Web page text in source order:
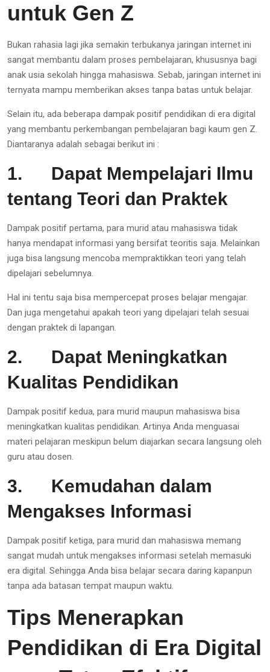
untuk Gen Z
Bukan rahasia lagi jika semakin terbukanya jaringan internet ini
sangat membantu dalam proses pembelajaran, khususnya bagi
anak usia sekolah hingga mahasiswa. Sebab, jaringan internet ini
ternyata mampu memberikan akses tanpa batas untuk belajar.
Selain itu, ada beberapa dampak positif pendidikan di era digital
yang membantu perkembangan pembelajaran bagi kaum gen Z.
Diantaranya adalah sebagai berikut ini :
1. Dapat Mempelajari Ilmu
tentang Teori dan Praktek
Dampak positif pertama, para murid atau mahasiswa tidak
hanya mendapat informasi yang bersifat teoritis saja. Melainkan
juga bisa langsung mencoba mempraktikkan teori yang telah
dipelajari sebelumnya.
Hal ini tentu saja bisa mempercepat proses belajar mengajar.
Dan juga mengetahui apakah teori yang dipelajari telah sesuai
dengan praktek di lapangan.
2. Dapat Meningkatkan
Kualitas Pendidikan
Dampak positif kedua, para murid maupun mahasiswa bisa
meningkatkan kualitas pendidikan. Artinya Anda menguasai
materi pelajaran meskipun belum diajarkan secara langsung oleh
guru atau dosen.
3. Kemudahan dalam
Mengakses Informasi
Dampak positif ketiga, para murid dan mahasiswa memang
sangat mudah untuk mengakses informasi setelah memasuki
era digital. Sehingga Anda bisa belajar secara daring kapanpun
tanpa ada batasan tempat maupun waktu.
Tips Menerapkan
Pendidikan di Era Digital